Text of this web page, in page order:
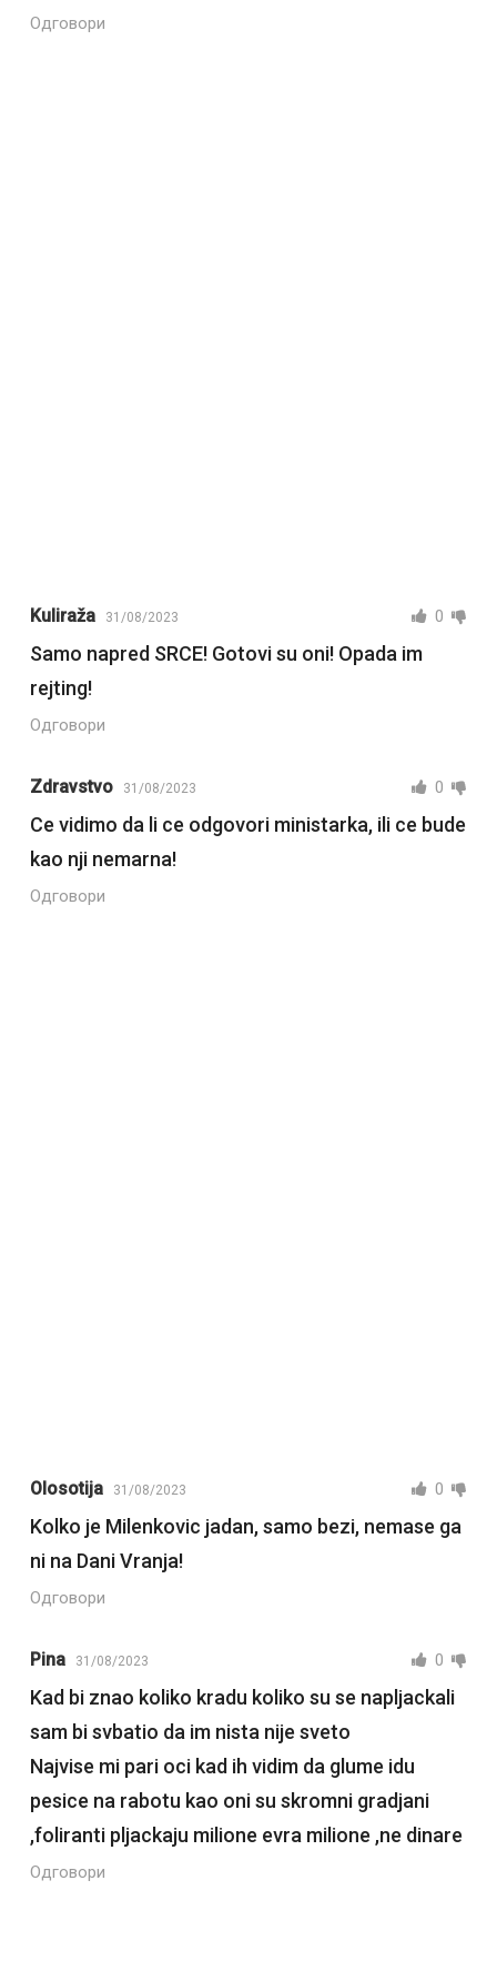
Одговори
Kuliraža 31/08/2023 0
Samo napred SRCE! Gotovi su oni! Opada im
rejting!
Одговори
Zdravstvo 31/08/2023 0
Ce vidimo da li ce odgovori ministarka, ili ce bude
kao nji nemarna!
Одговори
Olosotija 31/08/2023 0
Kolko je Milenkovic jadan, samo bezi, nemase ga
ni na Dani Vranja!
Одговори
Pina 31/08/2023 0
Kad bi znao koliko kradu koliko su se napljackali
sam bi svbatio da im nista nije sveto
Najvise mi pari oci kad ih vidim da glume idu
pesice na rabotu kao oni su skromni gradjani
,foliranti pljackaju milione evra milione ,ne dinare
Одговори